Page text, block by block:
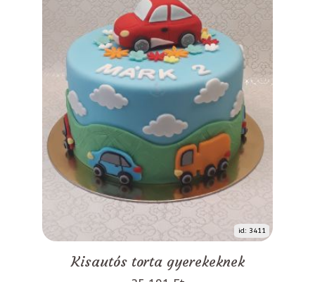
id: 3411
Kisautós torta gyerekeknek